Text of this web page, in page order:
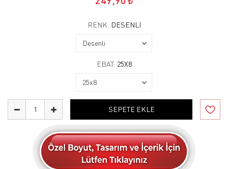
RENK: DESENLI
EBAT: 25X8
SEPETE EKLE